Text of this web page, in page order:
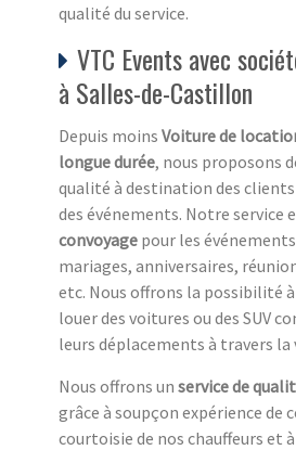
qualité du service.
VTC Events avec
à Salles-de-Castillon
Depuis moins Voiture de
longue durée, nous proposons
qualité à destination des
des événements. Notre service
convoyage pour les
mariages, anniversaires,
etc. Nous offrons la possibilité
louer des voitures ou des SUV
leurs déplacements à travers la
Nous offrons un service de
grâce à soupçon expérience de
courtoisie de nos chauffeurs et